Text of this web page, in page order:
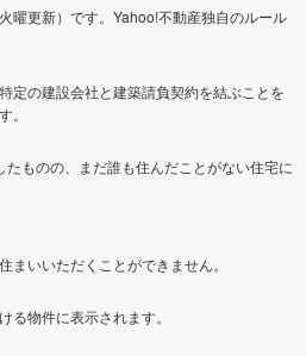
曜更新）です。Yahoo!不動産独自のルール
定の建設会社と建築請負契約を結ぶことを
。
ものの、まだ誰も住んだことがない住宅に
いいただくことができません。
る物件に表示されます。